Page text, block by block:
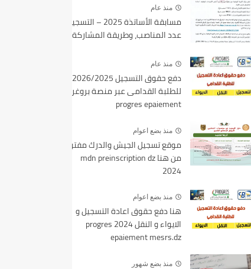
منذ عام
مسابقة الأساتذة 2025 – التسجيل،
عدد المناصب، وطريقة المشاركة
منذ عام
دفع حقوق التسجيل 2026/2025
للطلبة القدامى عبر منصة بروغرس
progres epaiement
منذ بضع اعوام
موقع تسجيل الجيش والدرك مفتوح
من هنا mdn preinscription dz
2024
منذ بضع اعوام
هنا دفع حقوق اعادة التسجيل و
الايواء و النقل 2024 progres
epaiement mesrs.dz
منذ بضع شهور